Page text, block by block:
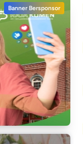
Banner Bersponsor